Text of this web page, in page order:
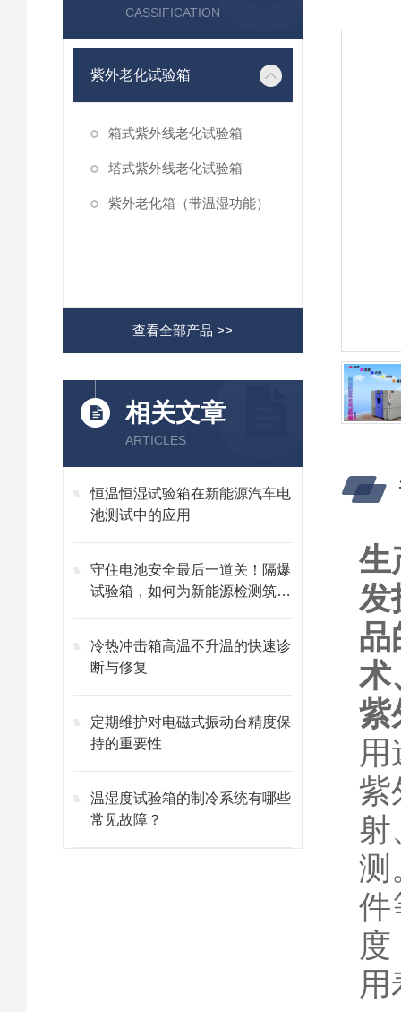
CASSIFICATION
紫外老化试验箱
箱式紫外线老化试验箱
塔式紫外线老化试验箱
紫外老化箱（带温湿功能）
查看全部产品 >>
相关文章
ARTICLES
恒温恒湿试验箱在新能源汽车电
池测试中的应用
守住电池安全最后一道关！隔爆
试验箱，如何为新能源检测筑起
冷热冲击箱高温不升温的快速诊
断与修复
定期维护对电磁式振动台精度保
持的重要性
温湿度试验箱的制冷系统有哪些
常见故障？
生
发
品
术
紫
用
紫
射
测
件